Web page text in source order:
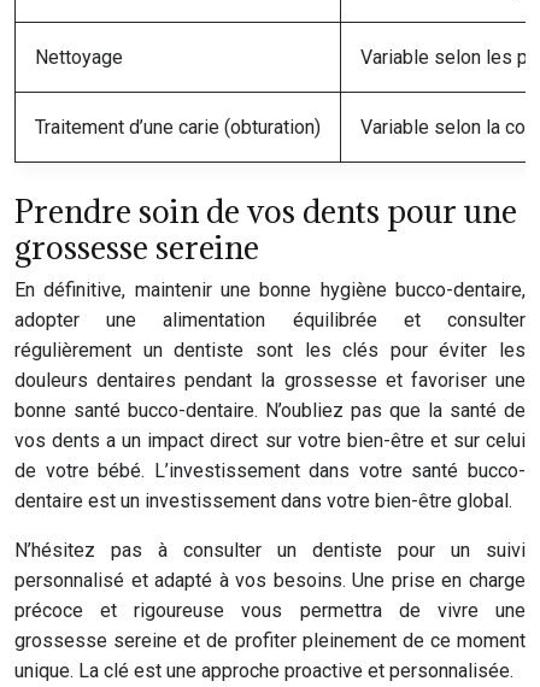
Nettoyage Variable selon les
Traitement d’une carie (obturation) Variable selon la
Prendre soin de vos dents pour une
grossesse sereine
En définitive, maintenir une bonne hygiène bucco-dentaire,
adopter une alimentation équilibrée et consulter
régulièrement un dentiste sont les clés pour éviter les
douleurs dentaires pendant la grossesse et favoriser une
bonne santé bucco-dentaire. N’oubliez pas que la santé de
vos dents a un impact direct sur votre bien-être et sur celui
de votre bébé. L’investissement dans votre santé bucco-
dentaire est un investissement dans votre bien-être global.
N’hésitez pas à consulter un dentiste pour un suivi
personnalisé et adapté à vos besoins. Une prise en charge
précoce et rigoureuse vous permettra de vivre une
grossesse sereine et de profiter pleinement de ce moment
unique. La clé est une approche proactive et personnalisée.